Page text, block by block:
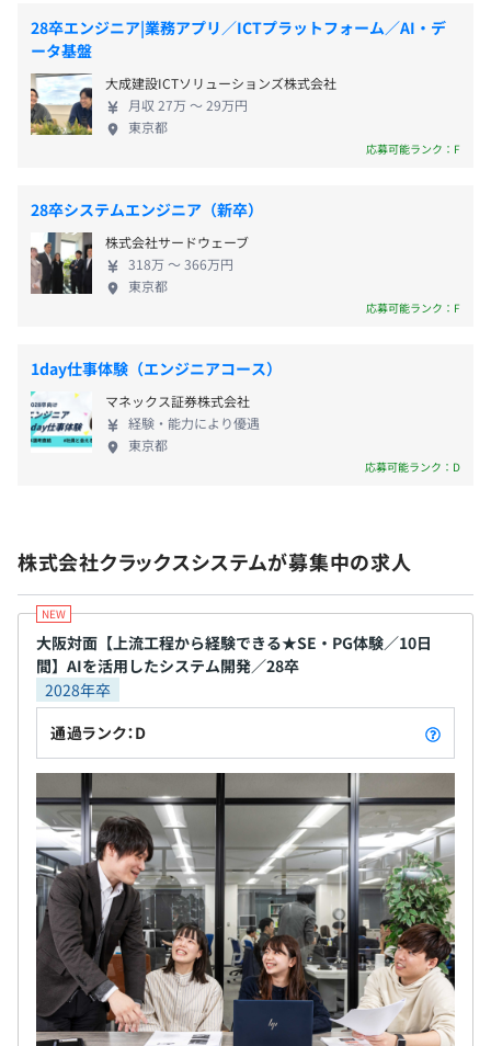
■半期に1回の全社キックオフでは、目標や実績を共有し
ています
■表彰制度
■自身で立てた目標に対して、進捗や実績を評価する
■全員経営ポイント制度（全員経営に貢献してくれた方に
ボーナスを進呈）
東京開発部：約30名
■所属上長との1on1にて、キャリア目標の設定
■人事部との年1回のキャリア面談
■長期的なキャリア実現のための異動願制度やFA制度あ
り
社内検定等の制度の有無及びその内容
前年度の月平均所定外労働時間の実績
17.0時間
11.0日
前事業年度の育児休業取得者数／出産者数
男性1人/3人
女性0人/0人
ます。近年は、前年比15～20％（売上ベース）のス
ピードで成長しており、2024年度には売上高10億円
を達成いたしました！ 【働く環境】 従業員の98％が
エンジニアで、エンジニアを中心とした会社づくり
を心掛けています。会社の意思決定もエンジニアが主
体となっており、入社されたばかりの方も経営判断
当社は働きやすい環境の向上に努め、福利厚生や社
内制度も充実しています。 各種社会保険完備／交通
費全額支給／残業手当100％支給／資格褒賞金／育児
手当（※当社規定による）／住宅手当（※当社規定
による）／研修制度（各種技術研修、各種業務分野
／時短勤務制度／ハネムーン制度／結婚・出産祝い
金制度／社員旅行(2年に1回、海外：グアム、ソウ
ル、台湾、セブ等)／クラブ活動（野球、自転車、フ
ットサル、テニス、麻雀、ゲーム等）／社内ドリン
ク制度など
28卒エンジニア|業務アプリ／ICTプラットフォーム／AI・デ
ータ基盤
大成建設ICTソリューションズ株式会社
月収 27万 〜 29万円
東京都
応募可能ランク：F
28卒システムエンジニア（新卒）
株式会社サードウェーブ
318万 〜 366万円
東京都
応募可能ランク：F
1day仕事体験（エンジニアコース）
マネックス証券株式会社
経験・能力により優遇
東京都
応募可能ランク：D
株式会社クラックスシステムが募集中の求人
大阪対面【上流工程から経験できる★SE・PG体験／10日
間】AIを活用したシステム開発／28卒
2028年卒
通過ランク：D